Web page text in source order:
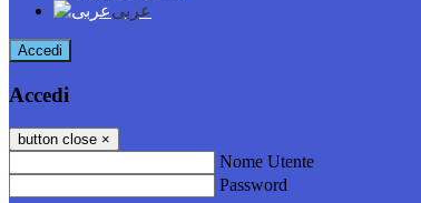
عربى
Accedi
Accedi
button close ×
Nome Utente
Password